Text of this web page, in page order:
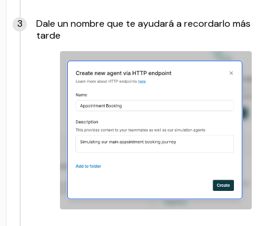
Dale un nombre que te ayudará a recordarlo más
tarde